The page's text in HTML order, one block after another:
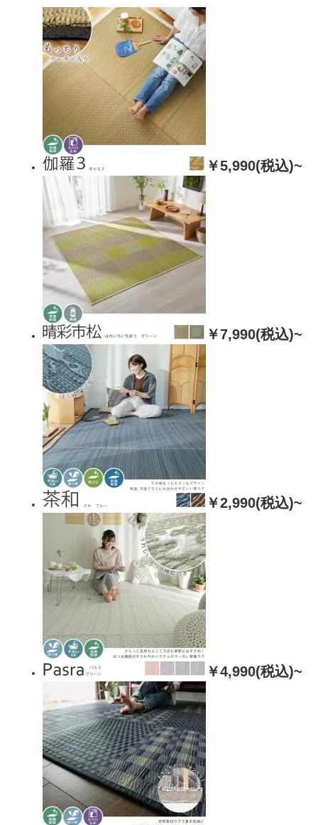
￥5,990(税込)~
￥7,990(税込)~
￥2,990(税込)~
￥4,990(税込)~